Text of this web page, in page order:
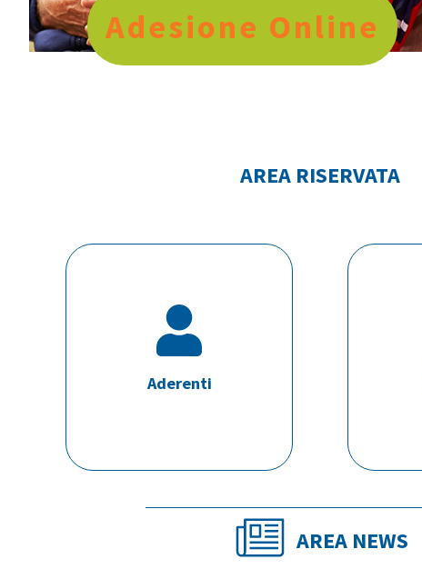
Adesione Online
AREA RISERVATA
Aderenti
AREA NEWS